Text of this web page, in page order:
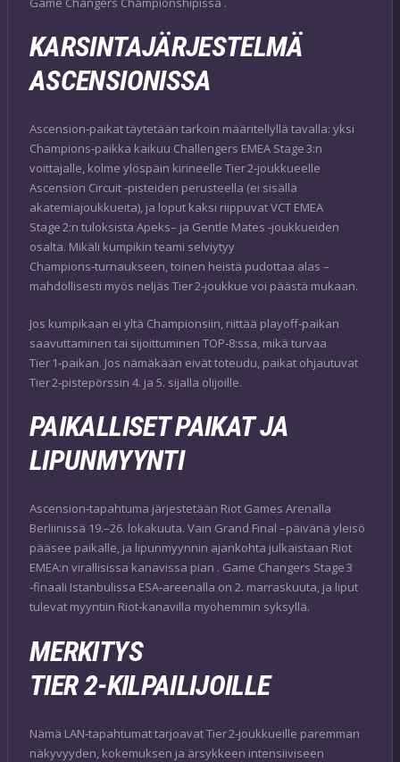
KARSINTAJÄRJESTELMÄ
ASCENSIONISSA
Ascension‑paikat täytetään tarkoin määritellyllä tavalla: yksi
Champions‑paikka kaikuu Challengers EMEA Stage 3:n
voittajalle, kolme ylöspäin kirineelle Tier 2‑joukkueelle
Ascension Circuit ‑pisteiden perusteella (ei sisällä
akatemiajoukkueita), ja loput kaksi riippuvat VCT EMEA
Stage 2:n tuloksista Apeks– ja Gentle Mates ‑joukkueiden
osalta. Mikäli kumpikin teami selviytyy
Champions‑turnaukseen, toinen heistä pudottaa alas –
mahdollisesti myös neljäs Tier 2‑joukkue voi päästä mukaan.
Jos kumpikaan ei yltä Championsiin, riittää playoff‑paikan
saavuttaminen tai sijoittuminen TOP‑8:ssa, mikä turvaa
Tier 1‑paikan. Jos nämäkään eivät toteudu, paikat ohjautuvat
Tier 2‑pistepörssin 4. ja 5. sijalla olijoille.
PAIKALLISET PAIKAT JA
LIPUNMYYNTI
Ascension‑tapahtuma järjestetään Riot Games Arenalla
Berliinissä 19.–26. lokakuuta. Vain Grand Final –päivänä yleisö
pääsee paikalle, ja lipunmyynnin ajankohta julkaistaan Riot
EMEA:n virallisissa kanavissa pian . Game Changers Stage 3
‑finaali Istanbulissa ESA‑areenalla on 2. marraskuuta, ja liput
tulevat myyntiin Riot‑kanavilla myöhemmin syksyllä.
MERKITYS
TIER 2‑KILPAILIJOILLE
Nämä LAN‑tapahtumat tarjoavat Tier 2‑joukkueille paremman
näkyvyyden, kokemuksen ja ärsykkeen intensiiviseen